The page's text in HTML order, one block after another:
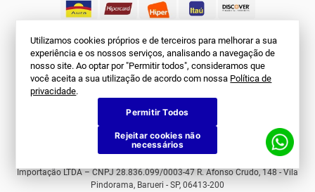
Utilizamos cookies próprios e de terceiros para melhorar a sua
experiência e os nossos serviços, analisando a navegação de
nosso site. Ao optar por "Permitir todos", consideramos que
você aceita a sua utilização de acordo com nossa Política de
privacidade.
Permitir Todos
Rejeitar cookies não
necessários
SEGURANÇA
Importação LTDA – CNPJ 28.836.099/0003-47 R. Afonso Crudo, 148 - Vila
Pindorama, Barueri - SP, 06413-200